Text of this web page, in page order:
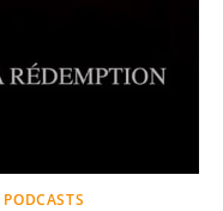
PODCASTS